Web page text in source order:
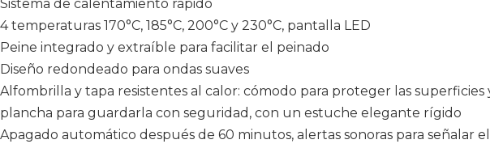
Sistema de calentamiento rápido
4 temperaturas 170°C, 185°C, 200°C y 230°C, pantalla LED
Peine integrado y extraíble para facilitar el peinado
Diseño redondeado para ondas suaves
Alfombrilla y tapa resistentes al calor: cómodo para proteger las superficies
plancha para guardarla con seguridad, con un estuche elegante rígido
Apagado automático después de 60 minutos, alertas sonoras para señalar